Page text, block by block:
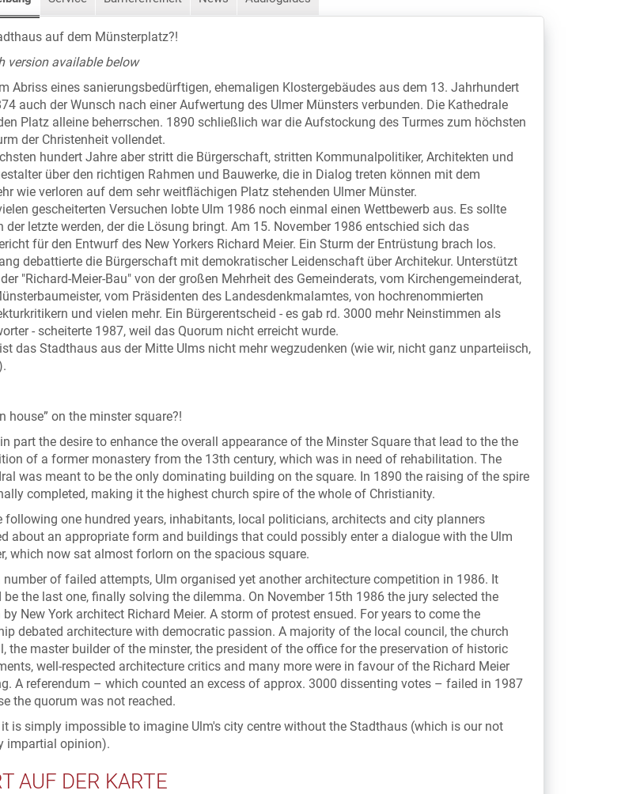
auf dem Münsterplatz?!
version available below
Abriss eines sanierungsbedürftigen, ehemaligen Klostergebäudes aus dem 13. Jahrhundert
auch der Wunsch nach einer Aufwertung des Ulmer Münsters verbunden. Die Kathedrale
Platz alleine beherrschen. 1890 schließlich war die Aufstockung des Turmes zum höchsten
der Christenheit vollendet.
hundert Jahre aber stritt die Bürgerschaft, stritten Kommunalpolitiker, Architekten und
über den richtigen Rahmen und Bauwerke, die in Dialog treten können mit dem
wie verloren auf dem sehr weitflächigen Platz stehenden Ulmer Münster.
gescheiterten Versuchen lobte Ulm 1986 noch einmal einen Wettbewerb aus. Es sollte
der letzte werden, der die Lösung bringt. Am 15. November 1986 entschied sich das
für den Entwurf des New Yorkers Richard Meier. Ein Sturm der Entrüstung brach los.
debattierte die Bürgerschaft mit demokratischer Leidenschaft über Architekur. Unterstützt
"Richard-Meier-Bau" von der großen Mehrheit des Gemeinderats, vom Kirchengemeinderat,
vom Präsidenten des Landesdenkmalamtes, von hochrenommierten
und vielen mehr. Ein Bürgerentscheid - es gab rd. 3000 mehr Neinstimmen als
- scheiterte 1987, weil das Quorum nicht erreicht wurde.
das Stadthaus aus der Mitte Ulms nicht mehr wegzudenken (wie wir, nicht ganz unparteiisch,
house” on the minster square?!
part the desire to enhance the overall appearance of the Minster Square that lead to the the
of a former monastery from the 13th century, which was in need of rehabilitation. The
was meant to be the only dominating building on the square. In 1890 the raising of the spire
completed, making it the highest church spire of the whole of Christianity.
following one hundred years, inhabitants, local politicians, architects and city planners
about an appropriate form and buildings that could possibly enter a dialogue with the Ulm
which now sat almost forlorn on the spacious square.
number of failed attempts, Ulm organised yet another architecture competition in 1986. It
be the last one, finally solving the dilemma. On November 15th 1986 the jury selected the
by New York architect Richard Meier. A storm of protest ensued. For years to come the
debated architecture with democratic passion. A majority of the local council, the church
the master builder of the minster, the president of the office for the preservation of historic
well-respected architecture critics and many more were in favour of the Richard Meier
A referendum – which counted an excess of approx. 3000 dissenting votes – failed in 1987
the quorum was not reached.
is simply impossible to imagine Ulm's city centre without the Stadthaus (which is our not
impartial opinion).
AUF DER KARTE